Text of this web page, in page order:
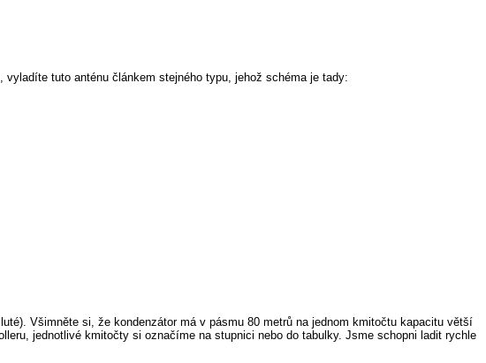
tuto anténu článkem stejného typu, jehož schéma je tady:
Všimněte si, že kondenzátor má v pásmu 80 metrů na jednom kmitočtu kapacitu větší
jednotlivé kmitočty si označíme na stupnici nebo do tabulky. Jsme schopni ladit rychle